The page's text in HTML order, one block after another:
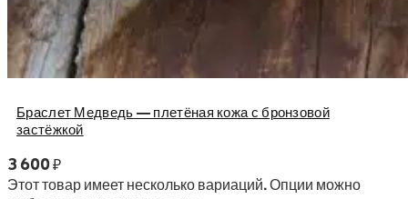
Браслет Медведь — плетёная кожа с бронзовой
застёжкой
3 600₽
Этот товар имеет несколько вариаций. Опции можно